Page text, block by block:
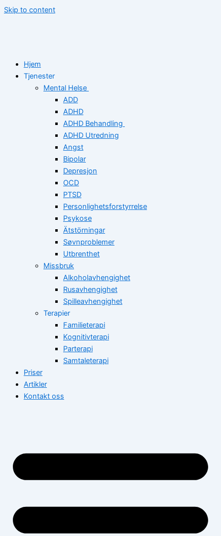
Skip to content
Hjem
Tjenester
Mental Helse
ADD
ADHD
ADHD Behandling
ADHD Utredning
Angst
Bipolar
Depresjon
OCD
PTSD
Personlighetsforstyrrelse
Psykose
Ätstörningar
Søvnproblemer
Utbrenthet
Missbruk
Alkoholavhengighet
Rusavhengighet
Spilleavhengighet
Terapier
Familieterapi
Kognitivterapi
Parterapi
Samtaleterapi
Priser
Artikler
Kontakt oss